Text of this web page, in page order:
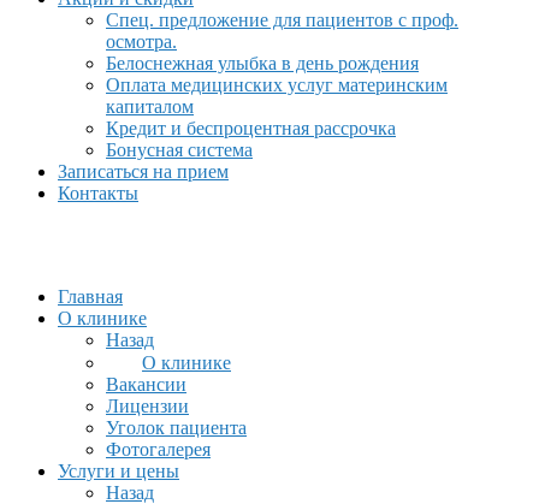
Спец. предложение для пациентов с проф.
осмотра.
Белоснежная улыбка в день рождения
Оплата медицинских услуг материнским
капиталом
Кредит и беспроцентная рассрочка
Бонусная система
Записаться на прием
Контакты
Главная
О клинике
Назад
О клинике
Вакансии
Лицензии
Уголок пациента
Фотогалерея
Услуги и цены
Назад